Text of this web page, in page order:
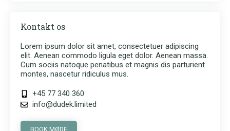
Kontakt os
Lorem ipsum dolor sit amet, consectetuer adipiscing
elit. Aenean commodo ligula eget dolor. Aenean massa.
Cum sociis natoque penatibus et magnis dis parturient
montes, nascetur ridiculus mus.
+45 77 340 360
info@dudek.limited
BOOK MØDE